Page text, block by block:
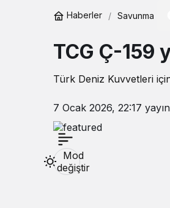
Mod
değiştir
Haberler Savunma
TCG Ç-159
Türk Deniz Kuvvetleri
7 Ocak 2026, 22:17